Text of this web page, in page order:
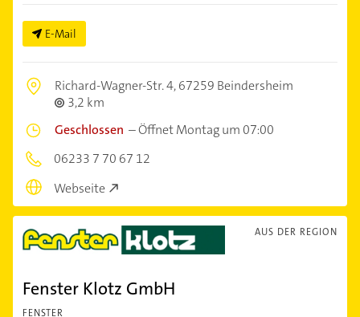
E-Mail
Richard-Wagner-Str. 4,67259 Beindersheim
3,2 km
Geschlossen –Öffnet Montag um 07:00
06233 7 70 67 12
Webseite
AUS DER REGION
Fenster Klotz GmbH
FENSTER